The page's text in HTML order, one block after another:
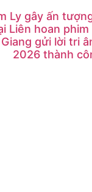
Ly gây ấn
Liên hoan
gửi lời tri
2026 thành